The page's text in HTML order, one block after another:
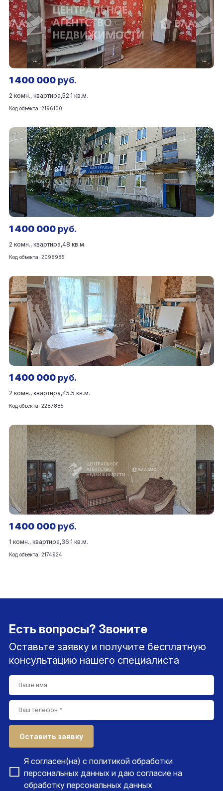
1 400 000 руб.
2 комн., квартира,52.1 кв.м.
Код объекта: 2196100
1 400 000 руб.
2 комн., квартира,48 кв.м.
Код объекта: 2098985
1 400 000 руб.
2 комн., квартира,45.5 кв.м.
Код объекта: 2287885
1 400 000 руб.
1 комн., квартира,36.1 кв.м.
Код объекта: 2174924
Есть вопросы? Звоните
Оставьте заявку и получите бесплатную
консультацию нашего специалиста
Оставить заявку
Я согласен(на) с политикой обработки
персональных данных и даю согласие на
обработку персональных данных